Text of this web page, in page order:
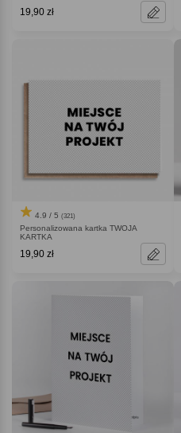
19,90 zł
4.9 / 5 (321)
Personalizowana kartka TWOJA
KARTKA
19,90 zł